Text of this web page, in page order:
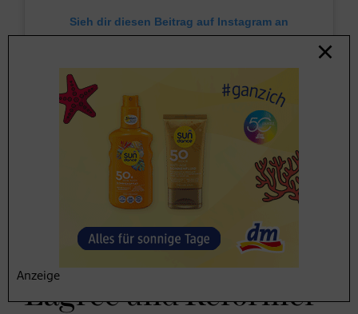
Sieh dir diesen Beitrag auf Instagram an
Wo liegt der
Unterschied zwischen
Lagree und Reformer
Anzeige